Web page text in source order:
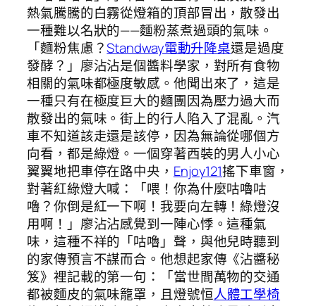
熱氣騰騰的白霧從燈箱的頂部冒出，散發出
一種難以名狀的——麵粉蒸煮過頭的氣味。
「麵粉焦慮？Standway電動升降桌還是過度
發酵？」廖沾沾是個醬料學家，對所有食物
相關的氣味都極度敏感。他聞出來了，這是
一種只有在極度巨大的麵團因為壓力過大而
散發出的氣味。街上的行人陷入了混亂。汽
車不知道該走還是該停，因為無論從哪個方
向看，都是綠燈。一個穿著西裝的男人小心
翼翼地把車停在路中央， Enjoy121搖下車窗，
對著紅綠燈大喊：「喂！你為什麼咕嚕咕
嚕？你倒是紅一下啊！我要向左轉！綠燈沒
用啊！」廖沾沾感覺到一陣心悸。這種氣
味，這種不祥的「咕嚕」聲，與他兒時聽到
的家傳預言不謀而合。他想起家傳《沾醬秘
笈》裡記載的第一句：「當世間萬物的交通
都被麵皮的氣味籠罩，且燈號恒人體工學椅